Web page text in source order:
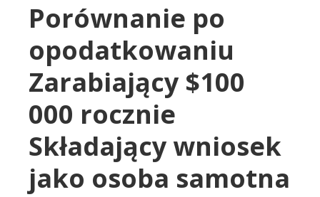
Porównanie po
opodatkowaniu
Zarabiający $100
000 rocznie
Składający wniosek
jako osoba samotna